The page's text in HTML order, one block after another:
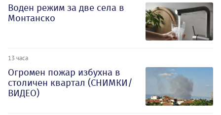
Воден режим за две села в
Монтанско
13 часа
Огромен пожар избухна в
столичен квартал (СНИМКИ/
ВИДЕО)